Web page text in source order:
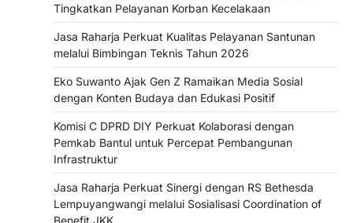
Tingkatkan Pelayanan Korban Kecelakaan
Jasa Raharja Perkuat Kualitas Pelayanan Santunan
melalui Bimbingan Teknis Tahun 2026
Eko Suwanto Ajak Gen Z Ramaikan Media Sosial
dengan Konten Budaya dan Edukasi Positif
Komisi C DPRD DIY Perkuat Kolaborasi dengan
Pemkab Bantul untuk Percepat Pembangunan
Infrastruktur
Jasa Raharja Perkuat Sinergi dengan RS Bethesda
Lempuyangwangi melalui Sosialisasi Coordination of
Benefit JKK